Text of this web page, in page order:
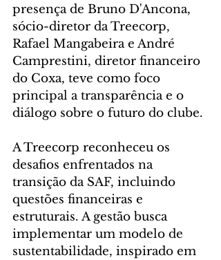
presença de Bruno D'Ancona,
sócio-diretor da Treecorp,
Rafael Mangabeira e André
Camprestini, diretor financeiro
do Coxa, teve como foco
principal a transparência e o
diálogo sobre o futuro do clube.
A Treecorp reconheceu os
desafios enfrentados na
transição da SAF, incluindo
questões financeiras e
estruturais. A gestão busca
implementar um modelo de
sustentabilidade, inspirado em